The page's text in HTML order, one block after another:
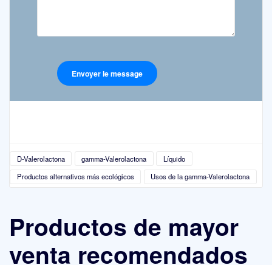
D-Valerolactona gamma-Valerolactona
Líquido
Productos alternativos más ecológicos
Usos de la gamma-Valerolactona
Productos de mayor
venta recomendados